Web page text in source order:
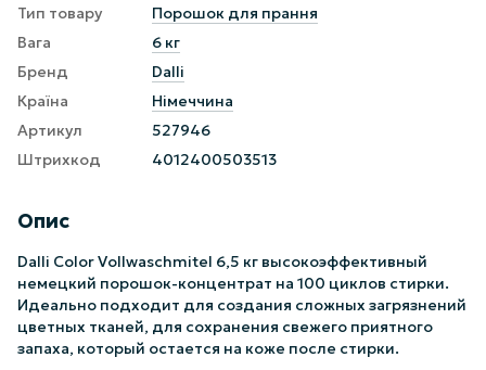
Тип товару
Порошок для прання
Вага
6 кг
Бренд
Dalli
Країна
Німеччина
Артикул
527946
Штрихкод
4012400503513
Опис
Dalli Color Vollwaschmitel 6,5 кг высокоэффективный
немецкий порошок-концентрат на 100 циклов стирки.
Идеально подходит для создания сложных загрязнений
цветных тканей, для сохранения свежего приятного
запаха, который остается на коже после стирки.